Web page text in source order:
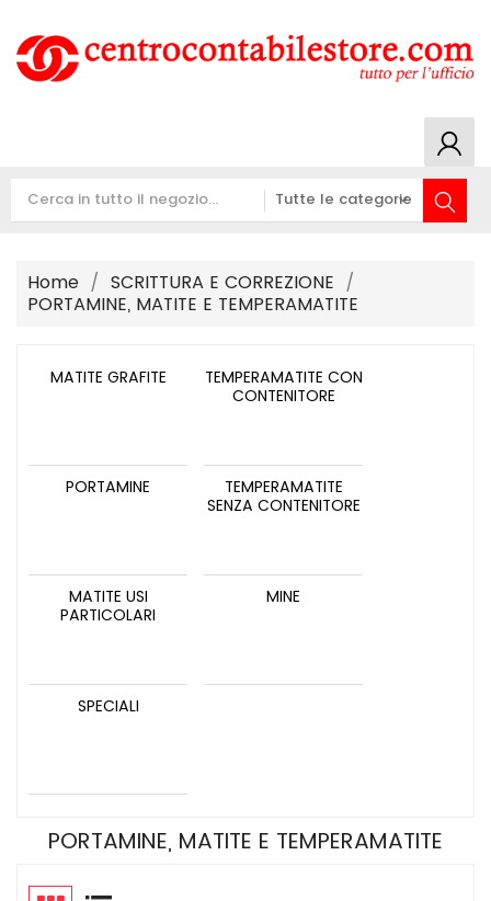
Home
SCRITTURA E CORREZIONE
PORTAMINE, MATITE E TEMPERAMATITE
MATITE GRAFITE
TEMPERAMATITE CON
CONTENITORE
PORTAMINE
TEMPERAMATITE
SENZA CONTENITORE
MATITE USI
PARTICOLARI
MINE
SPECIALI
PORTAMINE, MATITE E TEMPERAMATITE